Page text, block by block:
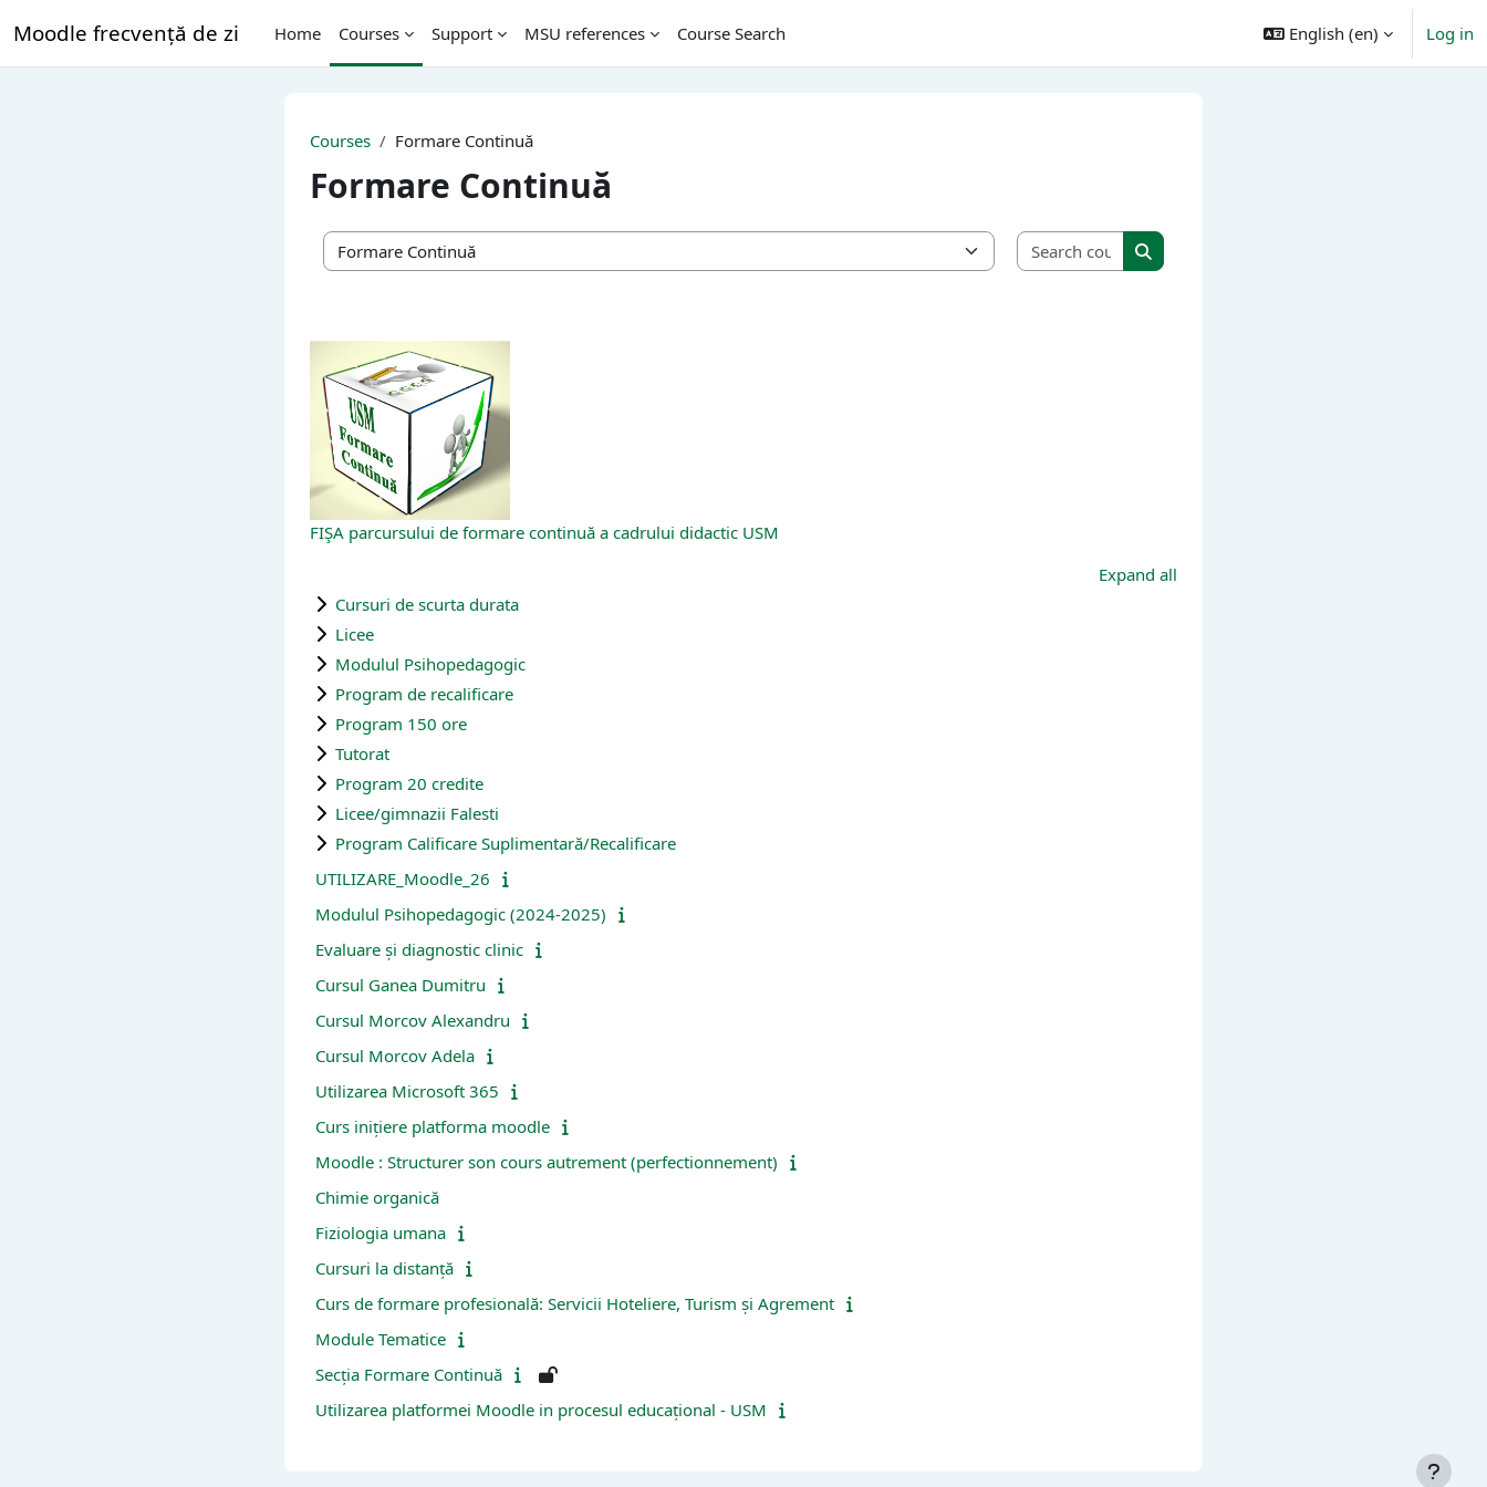
Moodle frecvență de zi Home Courses Support MSU references Course Search English ‎(en)‎ Log in
Courses Formare Continuă
Formare Continuă
Course categories
Search courses
Search courses
FIŞA parcursului de formare continuă a cadrului didactic USM
Expand all
Cursuri de scurta durata
Licee
Modulul Psihopedagogic
Program de recalificare
Program 150 ore
Tutorat
Program 20 credite
Licee/gimnazii Falesti
Program Calificare Suplimentară/Recalificare
UTILIZARE_Moodle_26
Modulul Psihopedagogic (2024-2025)
Evaluare și diagnostic clinic
Cursul Ganea Dumitru
Cursul Morcov Alexandru
Cursul Morcov Adela
Utilizarea Microsoft 365
Curs inițiere platforma moodle
Moodle : Structurer son cours autrement (perfectionnement)
Chimie organică
Fiziologia umana
Cursuri la distanță
Curs de formare profesională: Servicii Hoteliere, Turism și Agrement
Module Tematice
Secția Formare Continuă
Utilizarea platformei Moodle in procesul educațional - USM